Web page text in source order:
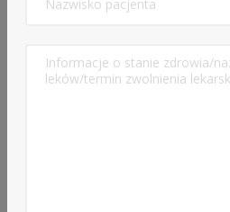
obowiązujące przepisy prawne: